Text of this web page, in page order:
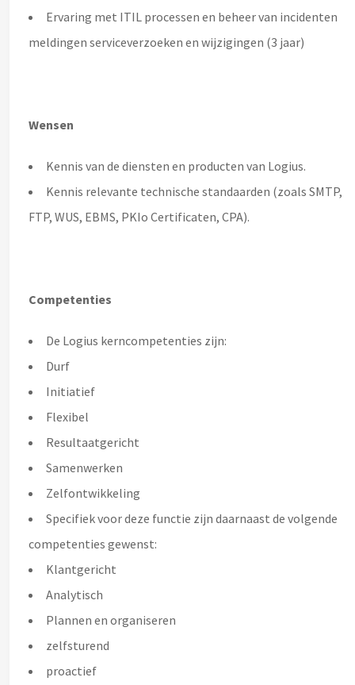
Ervaring met ITIL processen en beheer van incidenten
meldingen serviceverzoeken en wijzigingen (3 jaar)
Wensen
Kennis van de diensten en producten van Logius.
Kennis relevante technische standaarden (zoals SMTP,
FTP, WUS, EBMS, PKIo Certificaten, CPA).
Competenties
De Logius kerncompetenties zijn:
Durf
Initiatief
Flexibel
Resultaatgericht
Samenwerken
Zelfontwikkeling
Specifiek voor deze functie zijn daarnaast de volgende
competenties gewenst:
Klantgericht
Analytisch
Plannen en organiseren
zelfsturend
proactief